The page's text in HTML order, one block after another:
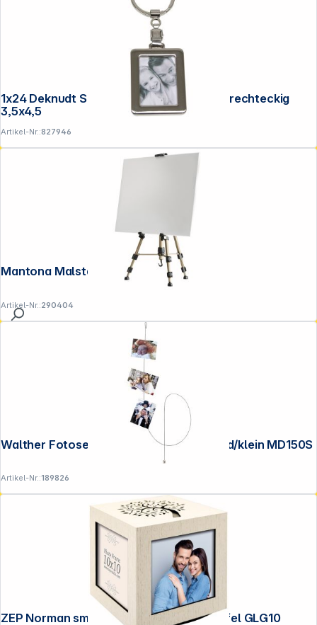
1x24 Deknudt Schlüsselanhänger Metall rechteckig
3,5x4,5
Artikel-Nr.:827946
Mantona Malstaffelei 150cm
Artikel-Nr.:290404
Walther Fotoseil 1,5 m silber Magnet rund/klein MD150S
Artikel-Nr.:189826
ZEP Norman small 4x10x10 Holzfotowürfel GLG10